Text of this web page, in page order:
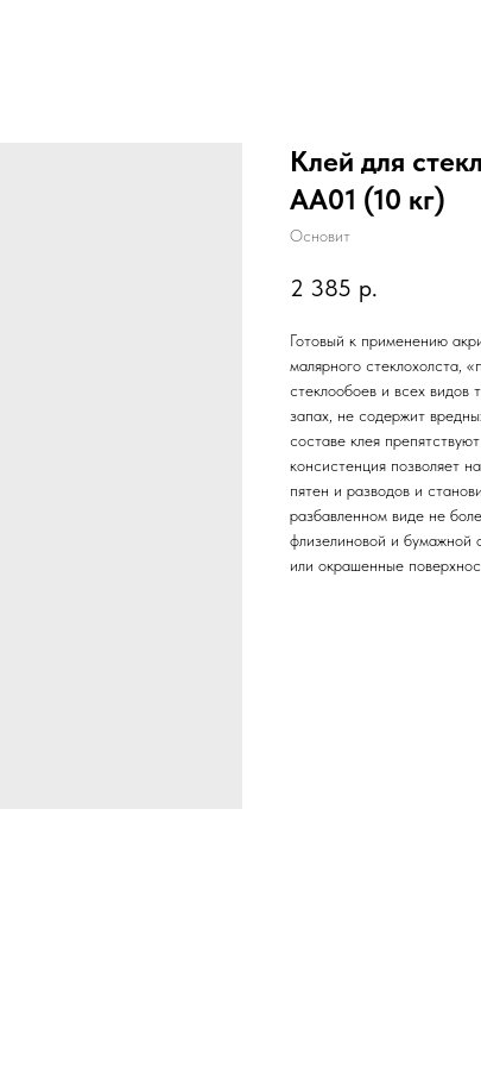
Клей для
AA01 (10 кг)
Основит
2 385 р.
Готовый к применению
малярного стеклохолста,
стеклообоев и всех
запах, не содержит
составе клея
консистенция позволяет
пятен и разводов и
разбавленном виде не
флизелиновой и бумажной
или окрашенные